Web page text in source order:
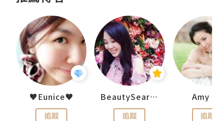
♥Eunice♥
追蹤
BeautySearch
追蹤
Amy
追蹤